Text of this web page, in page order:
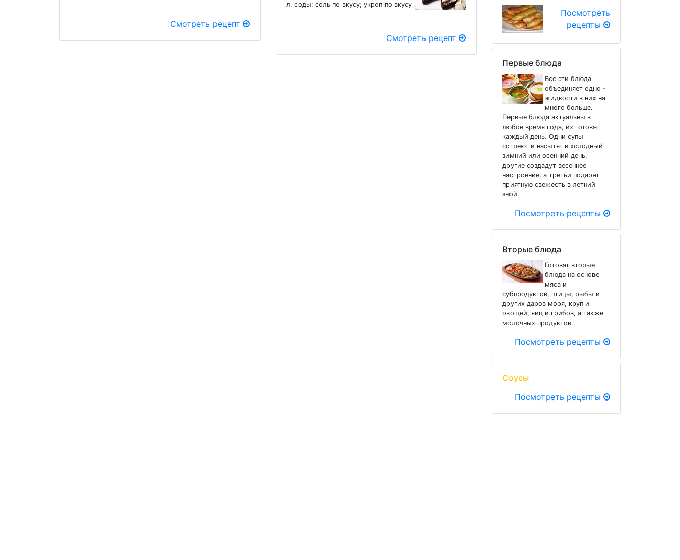
Смотреть рецепт
л. соды; соль по вкусу; укроп по вкусу
Смотреть рецепт
Посмотреть
рецепты
Первые блюда
Все эти блюда
объединяет одно -
жидкости в них на
много больше.
Первые блюда актуальны в
любое время года, их готовят
каждый день. Одни супы
согреют и насытят в холодный
зимний или осенний день,
другие создадут весеннее
настроение, а третьи подарят
приятную свежесть в летний
зной.
Посмотреть рецепты
Вторые блюда
Готовят вторые
блюда на основе
мяса и
субпродуктов, птицы, рыбы и
других даров моря, круп и
овощей, яиц и грибов, а также
молочных продуктов.
Посмотреть рецепты
Соусы
Посмотреть рецепты